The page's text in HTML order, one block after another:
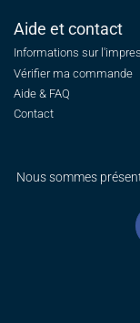
Aide et contact
Informations sur
Vérifier ma commande
Aide & FAQ
Contact
Nous sommes